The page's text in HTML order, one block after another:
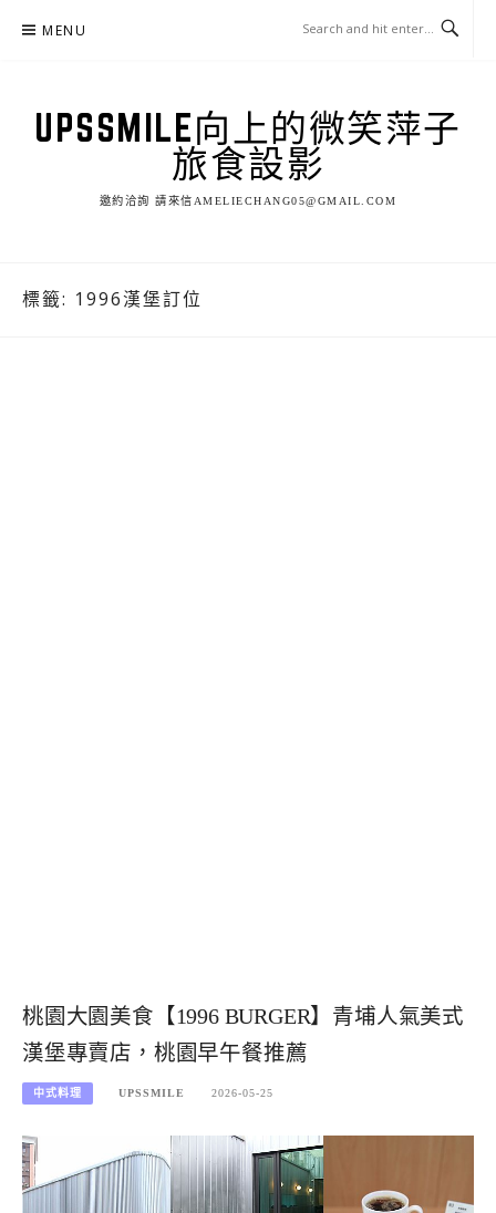
MENU
UPSSMILE向上的微笑萍子
旅食設影
邀約洽詢 請來信AMELIECHANG05@GMAIL.COM
標籤: 1996漢堡訂位
桃園大園美食【1996 BURGER】青埔人氣美式
漢堡專賣店，桃園早午餐推薦
中式料理 UPSSMILE 2026-05-25